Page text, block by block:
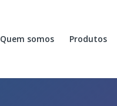
Quem somos Produtos